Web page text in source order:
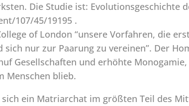
Die Studie ist: Evolutionsgeschichte
107/45/19195 .
of London “unsere Vorfahren, die
nur zur Paarung zu vereinen”. Der
Gesellschaften und erhöhte Monogamie,
Menschen blieb.
ein Matriarchat im größten Teil des